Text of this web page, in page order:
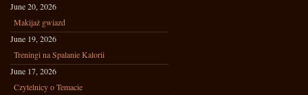
June 20, 2026
Makijaż gwiazd
June 19, 2026
Treningi na Spalanie Kalorii
June 17, 2026
Czytelnicy o Temacie